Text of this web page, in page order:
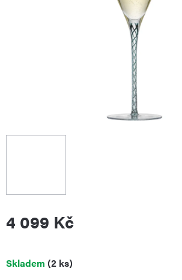
4 099 Kč
Měrná
Skladem (2 ks)